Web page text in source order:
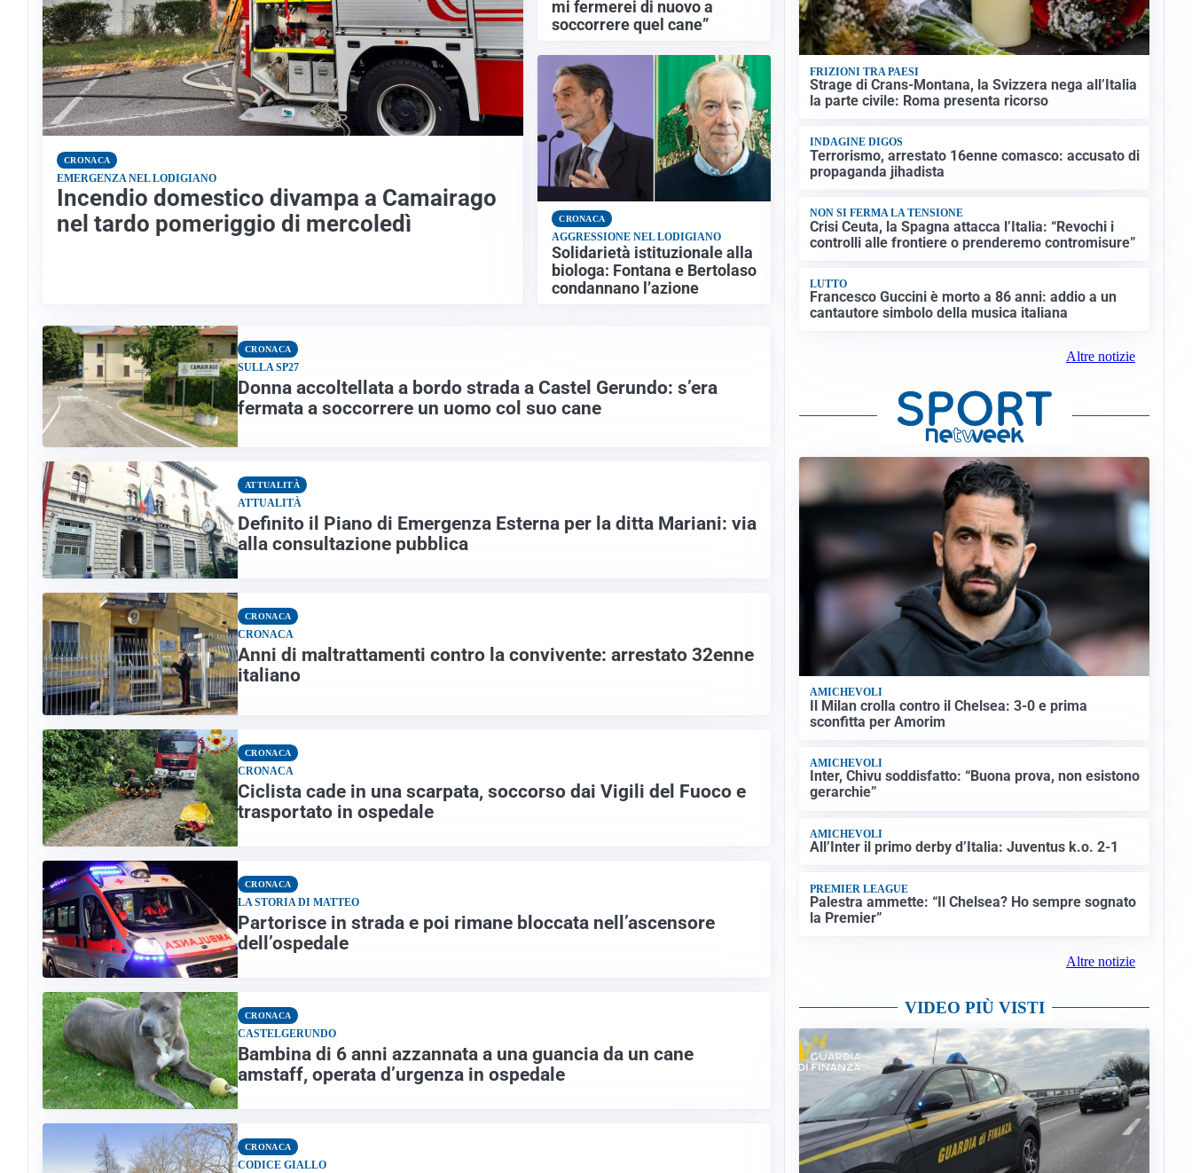
CRONACA
EMERGENZA NEL LODIGIANO
Incendio domestico divampa a Camairago
nel tardo pomeriggio di mercoledì
mi fermerei di nuovo a
soccorrere quel cane”
CRONACA
AGGRESSIONE NEL LODIGIANO
Solidarietà istituzionale alla
biologa: Fontana e Bertolaso
condannano l’azione
CRONACA
SULLA SP27
Donna accoltellata a bordo strada a Castel Gerundo: s’era
fermata a soccorrere un uomo col suo cane
ATTUALITÀ
ATTUALITÀ
Definito il Piano di Emergenza Esterna per la ditta Mariani: via
alla consultazione pubblica
CRONACA
CRONACA
Anni di maltrattamenti contro la convivente: arrestato 32enne
italiano
CRONACA
CRONACA
Ciclista cade in una scarpata, soccorso dai Vigili del Fuoco e
trasportato in ospedale
CRONACA
LA STORIA DI MATTEO
Partorisce in strada e poi rimane bloccata nell’ascensore
dell’ospedale
CRONACA
CASTELGERUNDO
Bambina di 6 anni azzannata a una guancia da un cane
amstaff, operata d’urgenza in ospedale
CRONACA
CODICE GIALLO
FRIZIONI TRA PAESI
Strage di Crans-Montana, la Svizzera nega all’Italia
la parte civile: Roma presenta ricorso
INDAGINE DIGOS
Terrorismo, arrestato 16enne comasco: accusato di
propaganda jihadista
NON SI FERMA LA TENSIONE
Crisi Ceuta, la Spagna attacca l’Italia: “Revochi i
controlli alle frontiere o prenderemo contromisure”
LUTTO
Francesco Guccini è morto a 86 anni: addio a un
cantautore simbolo della musica italiana
Altre notizie
AMICHEVOLI
Il Milan crolla contro il Chelsea: 3-0 e prima
sconfitta per Amorim
AMICHEVOLI
Inter, Chivu soddisfatto: “Buona prova, non esistono
gerarchie”
AMICHEVOLI
All’Inter il primo derby d’Italia: Juventus k.o. 2-1
PREMIER LEAGUE
Palestra ammette: “Il Chelsea? Ho sempre sognato
la Premier”
Altre notizie
VIDEO PIÙ VISTI